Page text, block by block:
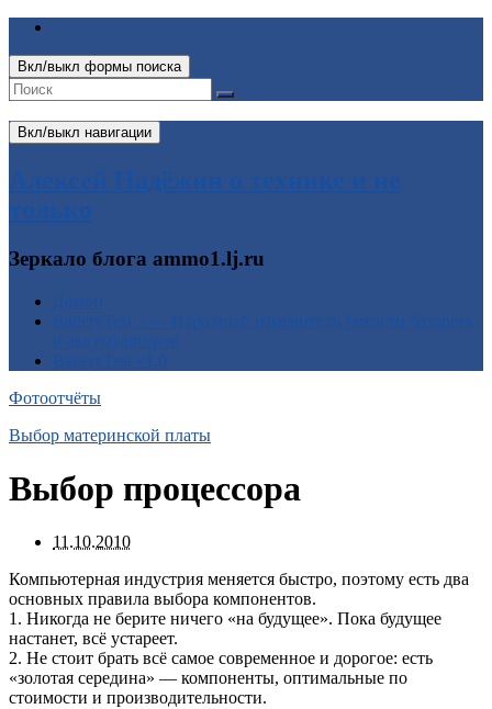
Вкл/выкл формы поиска
Вкл/выкл навигации
Алексей Надёжин о технике и не
только
Зеркало блога ammo1.lj.ru
Фотоотчёты
Выбор материнской платы
Выбор процессора
11.10.2010
Компьютерная индустрия меняется быстро, поэтому есть два
основных правила выбора компонентов.
1. Никогда не берите ничего «на будущее». Пока будущее
настанет, всё устареет.
2. Не стоит брать всё самое современное и дорогое: есть
«золотая середина» — компоненты, оптимальные по
стоимости и производительности.